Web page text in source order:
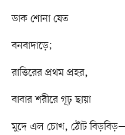
ডাক শোনা যেত
বনবাদাড়ে;
রাত্তিরের প্রথম প্রহর,
বাবার শরীরে গূঢ় ছায়া
মুদে এল চোখ, ঠোঁট